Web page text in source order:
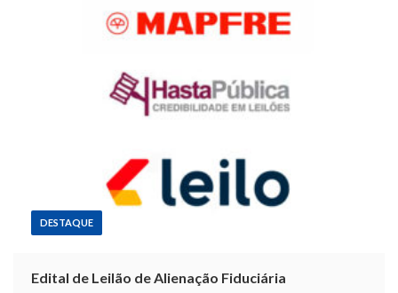
DESTAQUE
Edital de Leilão de Alienação Fiduciária